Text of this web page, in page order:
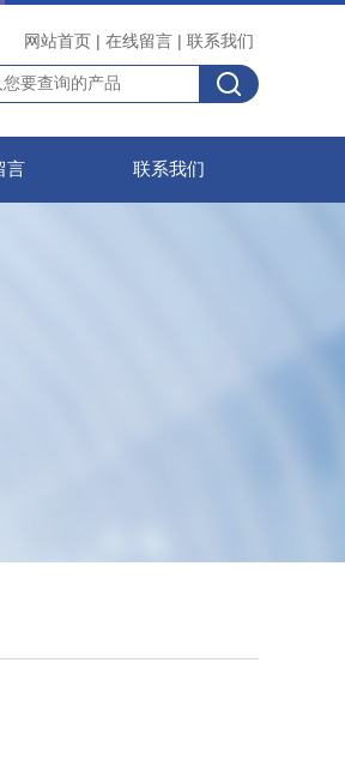
网站首页 | 在线留言 | 联系我们
言 联系我们